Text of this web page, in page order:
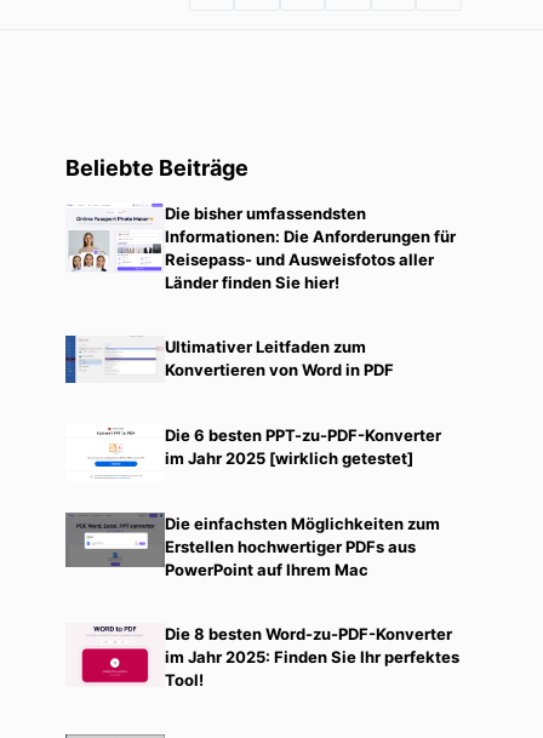
Beliebte Beiträge
Die bisher umfassendsten
Informationen: Die Anforderungen für
Reisepass- und Ausweisfotos aller
Länder finden Sie hier!
Ultimativer Leitfaden zum
Konvertieren von Word in PDF
Die 6 besten PPT-zu-PDF-Konverter
im Jahr 2025 [wirklich getestet]
Die einfachsten Möglichkeiten zum
Erstellen hochwertiger PDFs aus
PowerPoint auf Ihrem Mac
Die 8 besten Word-zu-PDF-Konverter
im Jahr 2025: Finden Sie Ihr perfektes
Tool!